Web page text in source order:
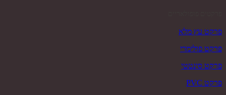
פרקט עץ מלא
פרקט פולימרי
פרקט סינטטי
פרקט PVC